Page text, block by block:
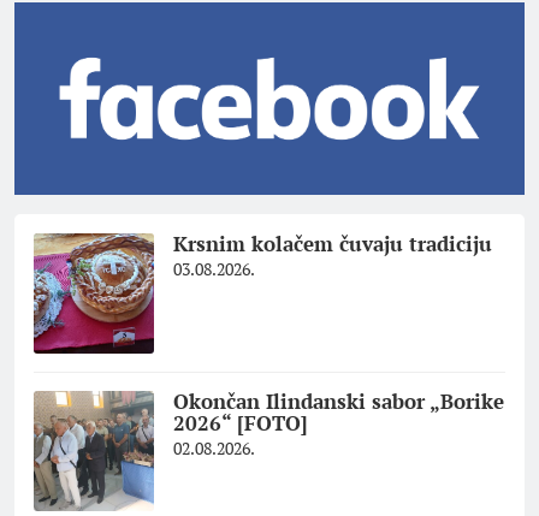
Krsnim kolačem čuvaju tradiciju
03.08.2026.
Okončan Ilindanski sabor „Borike
2026“ [FOTO]
02.08.2026.